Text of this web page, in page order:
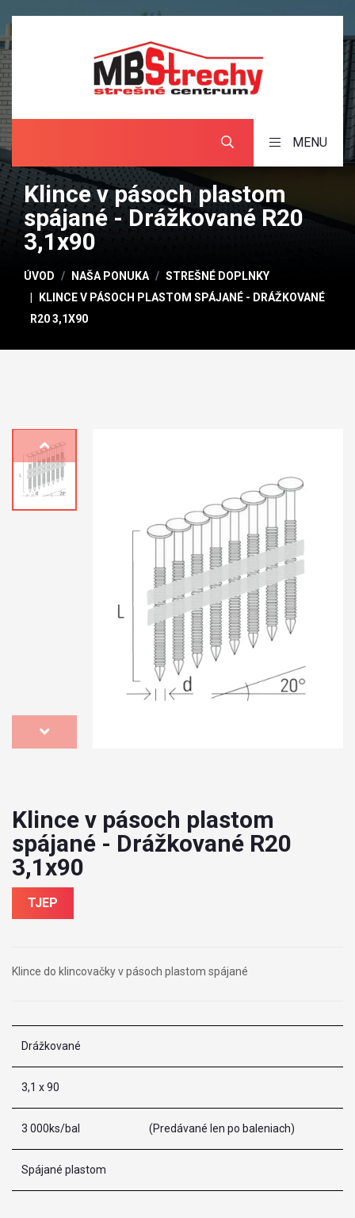
MENU
Klince v pásoch plastom
spájané - Drážkované R20
3,1x90
ÚVOD NAŠA PONUKA
STREŠNÉ DOPLNKY
KLINCE V PÁSOCH PLASTOM SPÁJANÉ - DRÁŽKOVANÉ
R20 3,1X90
Klince v pásoch plastom
spájané - Drážkované R20
3,1x90
TJEP
Klince do klincovačky v pásoch plastom spájané
Drážkované
3,1 x 90
3 000ks/bal (Predávané len po baleniach)
Spájané plastom